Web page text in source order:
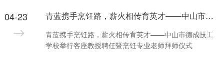
04-23 青蓝携手烹饪路，薪火相传育英才——中山市德成技工学校举行客座教授聘任暨烹饪专业老师拜师仪式
青蓝携手烹饪路，薪火相传育英才——中山市德成技工
学校举行客座教授聘任暨烹饪专业老师拜师仪式